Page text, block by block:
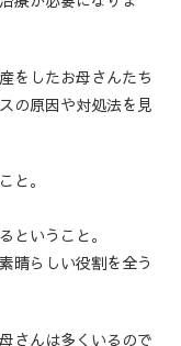
をしたお母さんたち
の原因や対処法を見
と。
ということ。
晴らしい役割を全う
さんは多くいるので